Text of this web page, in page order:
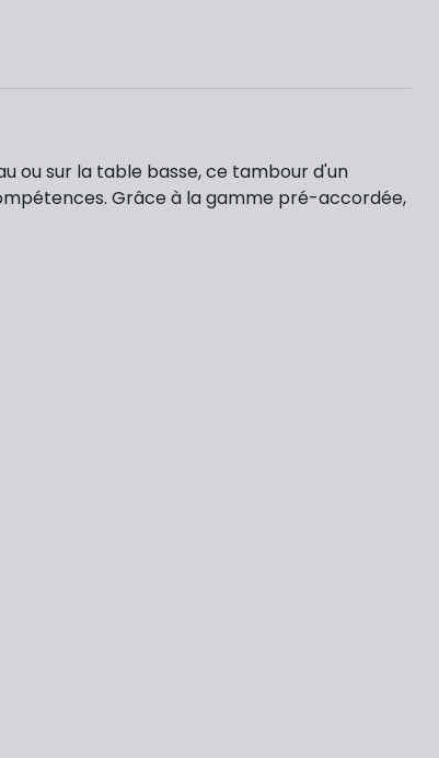
ou sur la table basse, ce tambour d'un
Grâce à la gamme pré-accordée,